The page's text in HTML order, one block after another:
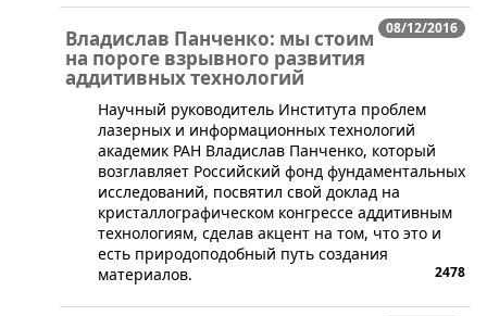
08/12/2016
Владислав Панченко: мы стоим
на пороге взрывного развития
аддитивных технологий
​Научный руководитель Института проблем
лазерных и информационных технологий
академик РАН Владислав Панченко, который
возглавляет Российский фонд фундаментальных
исследований​, посвятил свой доклад на
кристаллографическом конгрессе аддитивным
технологиям, сделав акцент на том, что это и
есть природоподобный путь создания
материалов.
2478